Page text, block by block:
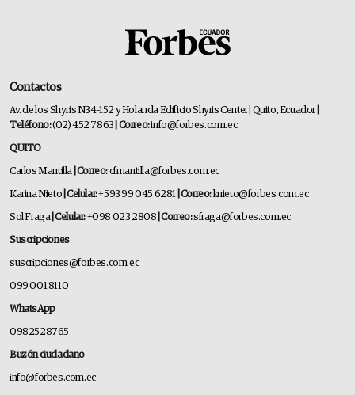
Contactos
Av. de los Shyris N34-152 y Holanda Edificio Shyris Center | Quito, Ecuador
Teléfono:(02) 452 7863 | Correo:info@forbes.com.ec
QUITO
Carlos Mantilla | Correo:cfmantilla@forbes.com.ec
Karina Nieto | Celular:+593 99 045 6281 | Correo:knieto@forbes.com.ec
Sol Fraga| Celular:+098 023 2808 | Correo:sfraga@forbes.com.ec
Suscripciones
suscripciones@forbes.com.ec
099 001 8110
WhatsApp
0982528765
Buzón ciudadano
info@forbes.com.ec